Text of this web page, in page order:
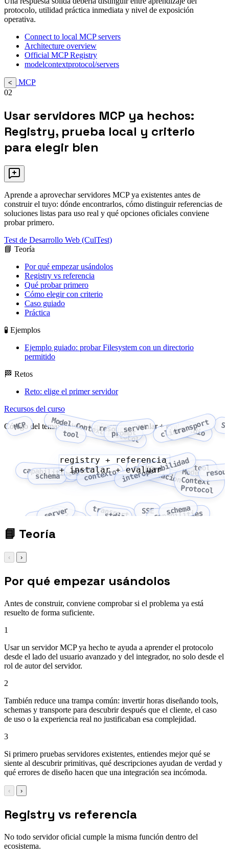
protocolo, utilidad práctica inmediata y nivel de exposición
operativa.
Connect to local MCP servers
Architecture overview
Official MCP Registry
modelcontextprotocol/servers
<
MCP
02
Usar servidores MCP ya hechos:
Registry, prueba local y criterio
para elegir bien
Aprende a aprovechar servidores MCP ya existentes antes de
construir el tuyo: dónde encontrarlos, cómo distinguir referencias de
soluciones listas para uso real y qué opciones oficiales conviene
probar primero.
Test de Desarrollo Web (CulTest)
📘 Teoría
Por qué empezar usándolos
Registry vs referencia
Qué probar primero
Cómo elegir con criterio
Caso guiado
Práctica
🧪 Ejemplos
Ejemplo guiado: probar Filesystem con un directorio
permitido
🏁 Retos
Reto: elige el primer servidor
Recursos del curso
Código del tema: registry + referencia + instalar + evaluar
MCP Model Context Protocol
tool resource
promptserver client
transport
stdio
capabilities
schema agentcontexto interoperabilidad
orquestacion
MCP Model
Context
Protocol
tool
prompt
serverclient transport
stdio SSEcapabilities
schema
registry + referencia
+ instalar + evaluar
📘 Teoría
‹ ›
Por qué empezar usándolos
Antes de construir, conviene comprobar si el problema ya está
resuelto de forma suficiente.
1
Usar un servidor MCP ya hecho te ayuda a aprender el protocolo
desde el lado del usuario avanzado y del integrador, no solo desde el
rol de autor del servidor.
2
También reduce una trampa común: invertir horas diseñando tools,
schemas y transporte para descubrir después que el cliente, el caso
de uso o la experiencia real no justificaban esa complejidad.
3
Si primero pruebas servidores existentes, entiendes mejor qué se
siente al descubrir primitivas, qué descripciones ayudan de verdad y
qué errores de diseño hacen que una integración sea incómoda.
‹ ›
Registry vs referencia
No todo servidor oficial cumple la misma función dentro del
ecosistema.